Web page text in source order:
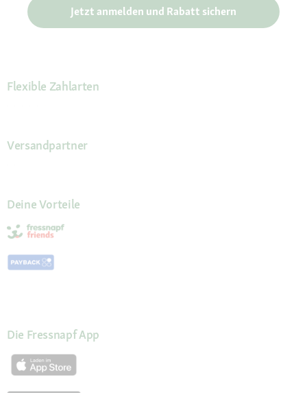
Jetzt anmelden und Rabatt sichern
Flexible Zahlarten
Versandpartner
Deine Vorteile
Die Fressnapf App